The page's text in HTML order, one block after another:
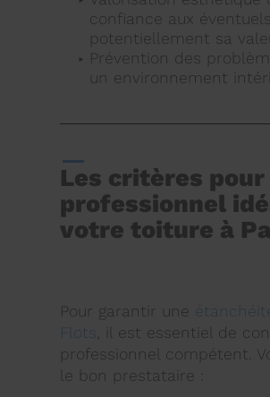
confiance aux
potentiellement sa
Prévention des
un environnement
Les critères
professionnel
votre toiture à
Pour garantir une
Flots, il est essentiel de
professionnel compétent.
le bon prestataire :